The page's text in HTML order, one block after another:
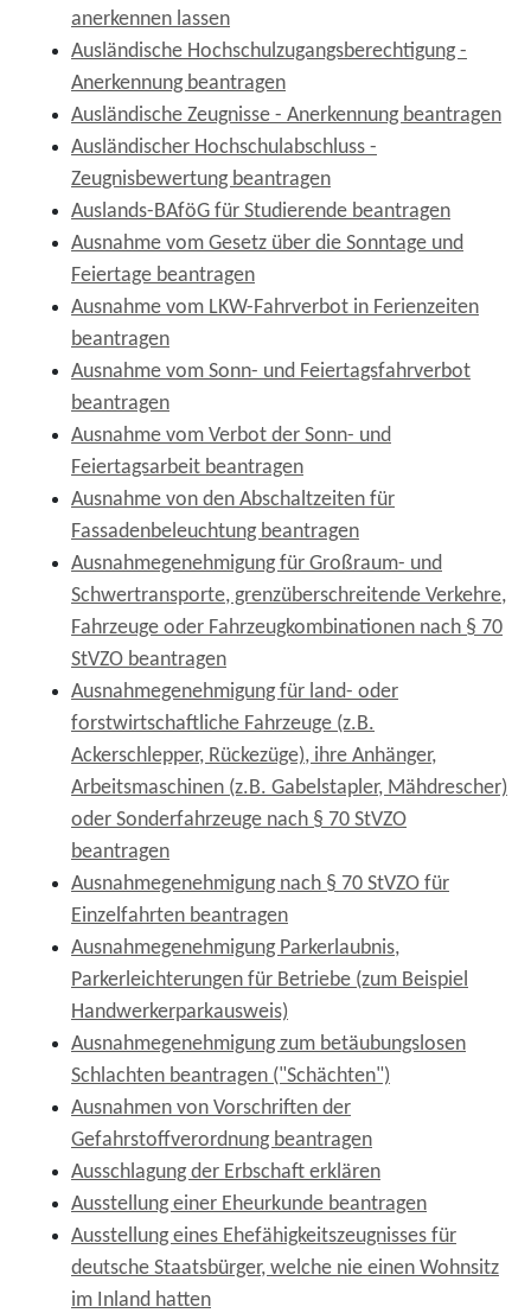
anerkennen lassen
Ausländische Hochschulzugangsberechtigung -
Anerkennung beantragen
Ausländische Zeugnisse - Anerkennung beantragen
Ausländischer Hochschulabschluss -
Zeugnisbewertung beantragen
Auslands-BAföG für Studierende beantragen
Ausnahme vom Gesetz über die Sonntage und
Feiertage beantragen
Ausnahme vom LKW-Fahrverbot in Ferienzeiten
beantragen
Ausnahme vom Sonn- und Feiertagsfahrverbot
beantragen
Ausnahme vom Verbot der Sonn- und
Feiertagsarbeit beantragen
Ausnahme von den Abschaltzeiten für
Fassadenbeleuchtung beantragen
Ausnahmegenehmigung für Großraum- und
Schwertransporte, grenzüberschreitende Verkehre,
Fahrzeuge oder Fahrzeugkombinationen nach § 70
StVZO beantragen
Ausnahmegenehmigung für land- oder
forstwirtschaftliche Fahrzeuge (z.B.
Ackerschlepper, Rückezüge), ihre Anhänger,
Arbeitsmaschinen (z.B. Gabelstapler, Mähdrescher)
oder Sonderfahrzeuge nach § 70 StVZO
beantragen
Ausnahmegenehmigung nach § 70 StVZO für
Einzelfahrten beantragen
Ausnahmegenehmigung Parkerlaubnis,
Parkerleichterungen für Betriebe (zum Beispiel
Handwerkerparkausweis)
Ausnahmegenehmigung zum betäubungslosen
Schlachten beantragen ("Schächten")
Ausnahmen von Vorschriften der
Gefahrstoffverordnung beantragen
Ausschlagung der Erbschaft erklären
Ausstellung einer Eheurkunde beantragen
Ausstellung eines Ehefähigkeitszeugnisses für
deutsche Staatsbürger, welche nie einen Wohnsitz
im Inland hatten